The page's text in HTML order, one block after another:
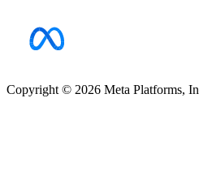
Copyright © 2026 Meta Platforms,